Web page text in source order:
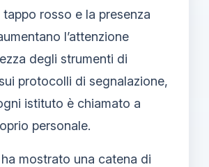
tappo rosso e la presenza
l’attenzione
degli strumenti di
protocolli di segnalazione,
istituto è chiamato a
personale.
ha mostrato una catena di